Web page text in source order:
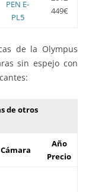
PEN E-
PL5
449€
de la Olympus
sin espejo con
de otros
Cámara
Año
Precio